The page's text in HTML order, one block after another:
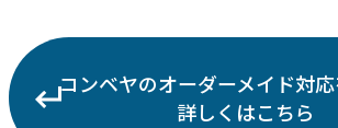
コンベヤのオーダーメイド対
詳しくはこちら